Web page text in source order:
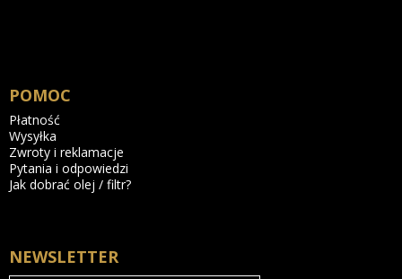
POMOC
Płatność
Wysyłka
Zwroty i reklamacje
Pytania i odpowiedzi
Jak dobrać olej / filtr?
NEWSLETTER